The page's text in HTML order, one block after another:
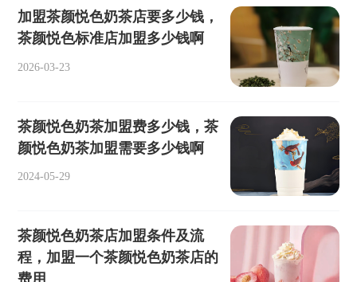
加盟茶颜悦色奶茶店要多少钱，
茶颜悦色标准店加盟多少钱啊
2026-03-23
茶颜悦色奶茶加盟费多少钱，茶
颜悦色奶茶加盟需要多少钱啊
2024-05-29
茶颜悦色奶茶店加盟条件及流
程，加盟一个茶颜悦色奶茶店的